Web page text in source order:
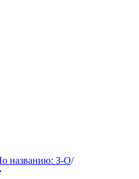
названию: З-О/